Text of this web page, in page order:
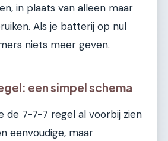
in plaats van alleen maar
Als je batterij op nul
niets meer geven.
een simpel schema
de 7-7-7 regel al voorbij zien
eenvoudige, maar